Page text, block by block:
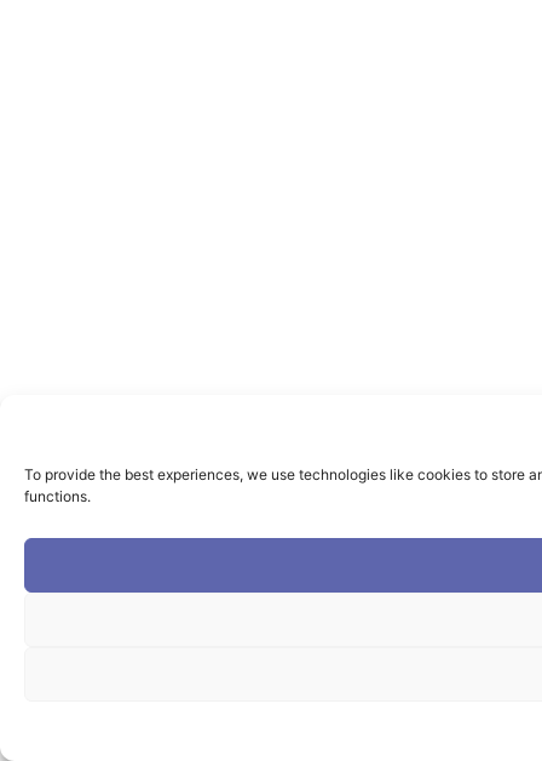
To provide the best experiences, we use technologies like cookies to store
functions.